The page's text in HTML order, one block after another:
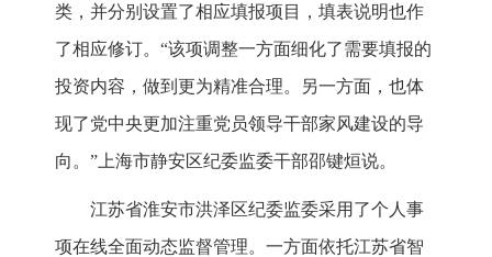
类，并分别设置了相应填报项目，填表说明也作
了相应修订。“该项调整一方面细化了需要填报的
投资内容，做到更为精准合理。另一方面，也体
现了党中央更加注重党员领导干部家风建设的导
向。”上海市静安区纪委监委干部邵键烜说。
江苏省淮安市洪泽区纪委监委采用了个人事
项在线全面动态监督管理。一方面依托江苏省智